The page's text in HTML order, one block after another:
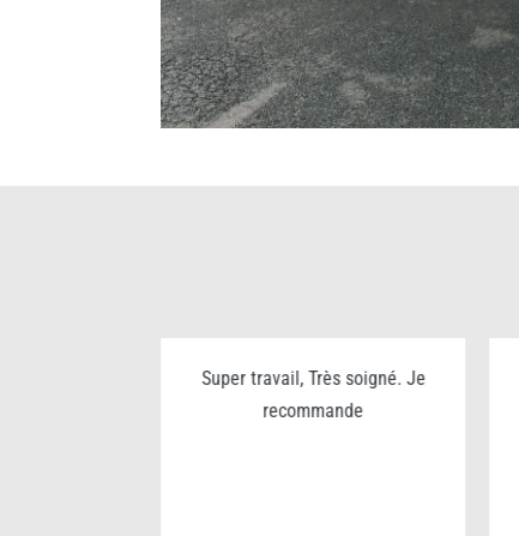
Super travail, Très soigné. Je
recommande